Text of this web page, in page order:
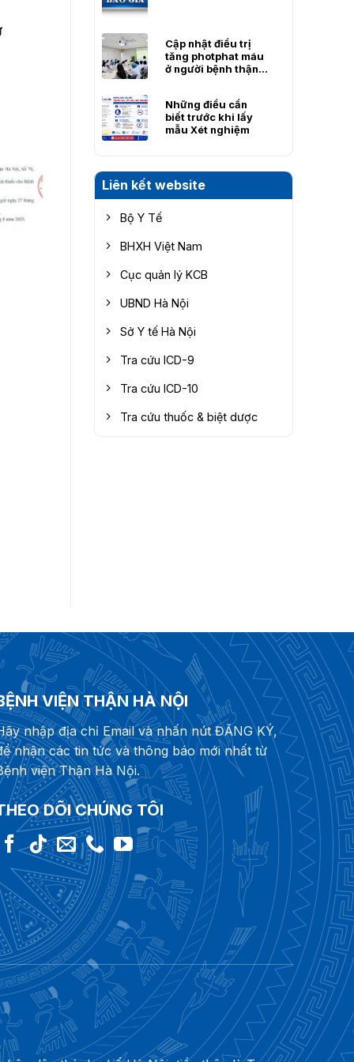
Cập nhật điều trị
tăng photphat máu
ở người bệnh thận
thực hành lâm
sàng
Những điều cần
biết trước khi lấy
mẫu Xét nghiệm
Liên kết website
Bộ Y Tế
BHXH Việt Nam
Cục quản lý KCB
UBND Hà Nội
Sở Y tế Hà Nội
Tra cứu ICD-9
Tra cứu ICD-10
Tra cứu thuốc & biệt dược
VIỆN THẬN HÀ NỘI
nhập địa chỉ Email và nhấn nút ĐĂNG KÝ,
nhận các tin tức và thông báo mới nhất từ
viện Thận Hà Nội.
DÕI CHÚNG TÔI